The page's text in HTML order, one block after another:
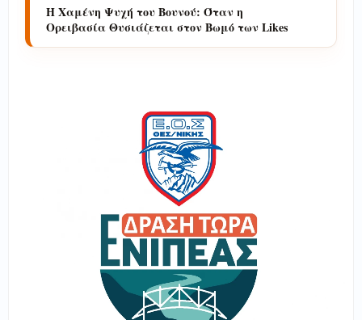
Η Χαμένη Ψυχή του Βουνού: Όταν η
Ορειβασία Θυσιάζεται στον Βωμό των Likes